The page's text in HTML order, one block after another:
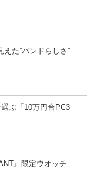
た”バンドらしさ”
ぶ「10万円台PC3
』限定ウオッチ